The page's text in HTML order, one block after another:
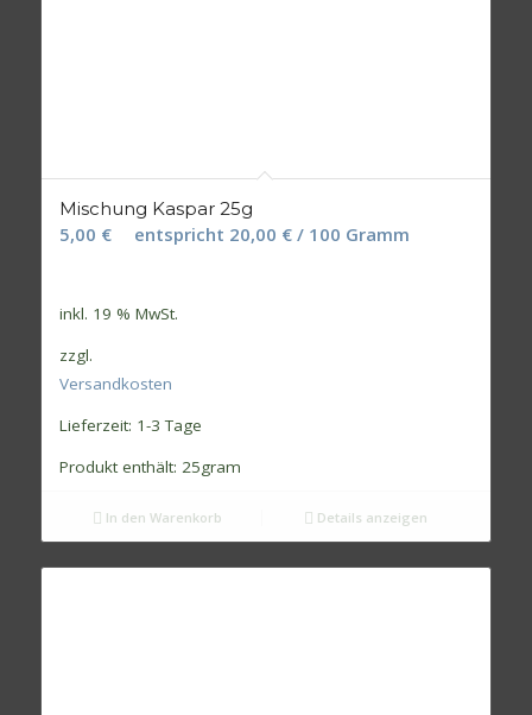
Mischung Kaspar 25g
5,00 € entspricht 20,00 €/ 100 Gramm
inkl. 19 % MwSt.
zzgl.
Versandkosten
Lieferzeit: 1-3 Tage
Produkt enthält: 25gram
In den Warenkorb Details anzeigen